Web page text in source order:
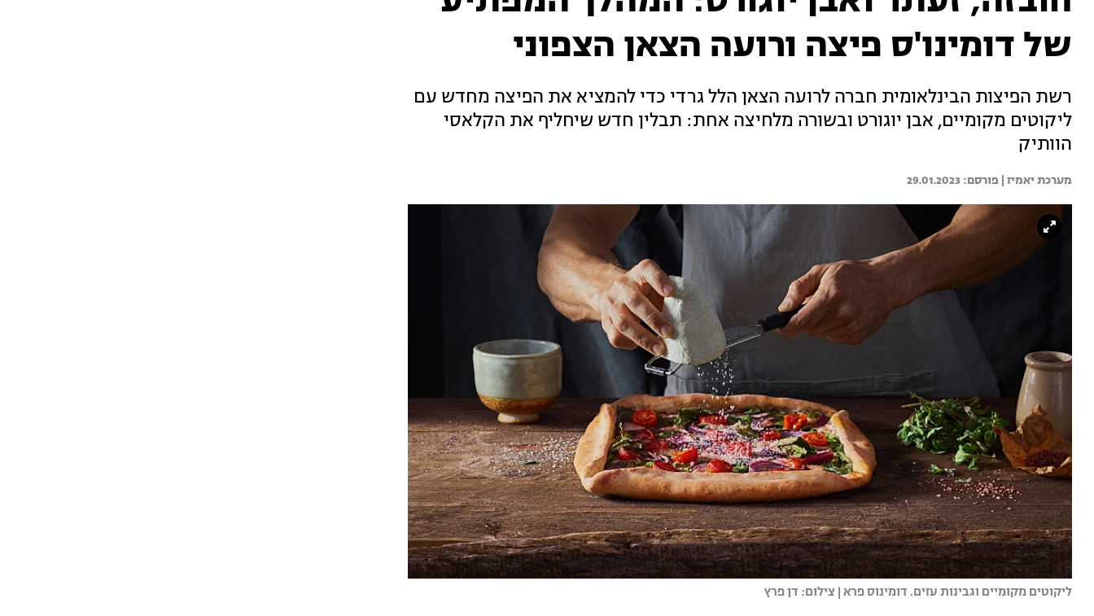
של דומינו'ס פיצה ורועה הצאן הצפוני
רשת הפיצות הבינלאומית חברה לרועה הצאן הלל גרדי כדי להמציא את הפיצה מחדש עם
ליקוטים מקומיים, אבן יוגורט ובשורה מלחיצה אחת: תבלין חדש שיחליף את הקלאסי
הוותיק
מערכת יאמיז | 29.01.2023
ליקוטים מקומיים וגבינות עזים. דומינוס פרא | צילום: דן פרץ